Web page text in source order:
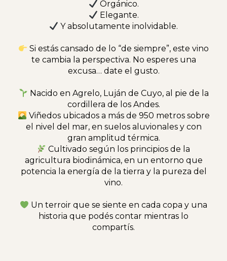
Orgánico.
Elegante.
Y absolutamente inolvidable.
Si estás cansado de lo “de siempre”, este vino
te cambia la perspectiva. No esperes una
excusa… date el gusto.
Nacido en Agrelo, Luján de Cuyo, al pie de la
cordillera de los Andes.
Viñedos ubicados a más de 950 metros sobre
el nivel del mar, en suelos aluvionales y con
gran amplitud térmica.
Cultivado según los principios de la
agricultura biodinámica, en un entorno que
potencia la energía de la tierra y la pureza del
vino.
Un terroir que se siente en cada copa y una
historia que podés contar mientras lo
compartís.